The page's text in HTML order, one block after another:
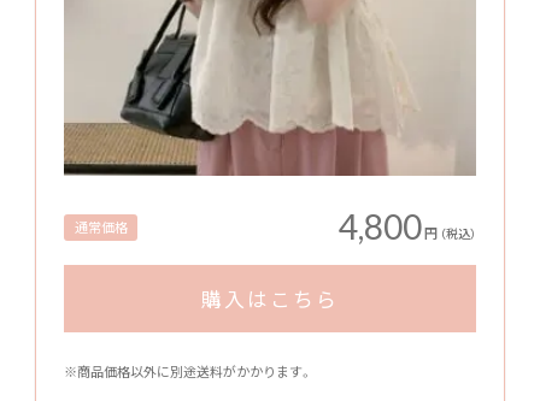
通常価格 4,800円 （税込）
購入はこちら
※商品価格以外に別途送料がかかります。